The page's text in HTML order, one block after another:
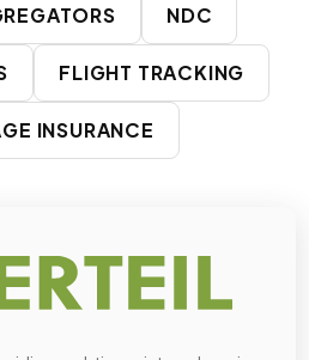
NDC
FLIGHT TRACKING
INSURANCE